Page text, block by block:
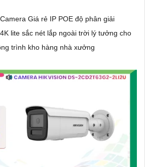
Giá rẻ IP POE độ phân giải
tưởng cho
trình kho hàng nhà xưởng